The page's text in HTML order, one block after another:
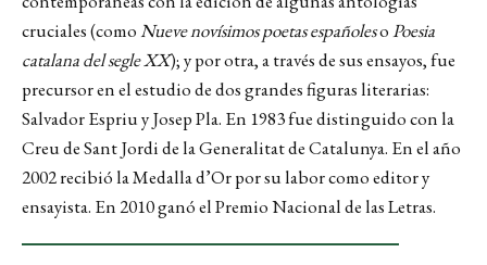
cruciales (comoNueve novísimos poetas españolesoPoesia
catalana del segle XX); y por otra, a través de sus ensayos, fue
precursor en el estudio de dos grandes figuras literarias:
Salvador Espriu y Josep Pla. En 1983 fue distinguido con la
Creu de Sant Jordi de la Generalitat de Catalunya. En el año
2002 recibió la Medalla d’Or por su labor como editor y
ensayista. En 2010 ganó el Premio Nacional de las Letras.